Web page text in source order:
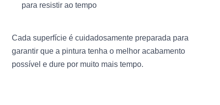
para resistir ao tempo
Cada superfície é cuidadosamente preparada para
garantir que a pintura tenha o melhor acabamento
possível e dure por muito mais tempo.